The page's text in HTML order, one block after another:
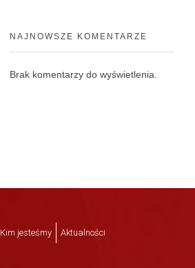
Kim jesteśmy Aktualności
NAJNOWSZE KOMENTARZE
Brak komentarzy do wyświetlenia.